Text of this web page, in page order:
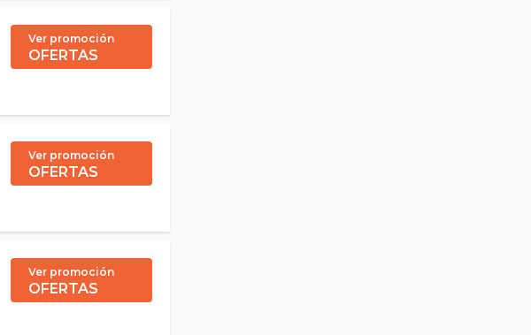
Ver promoción
OFERTAS
Ver promoción
OFERTAS
Ver promoción
OFERTAS